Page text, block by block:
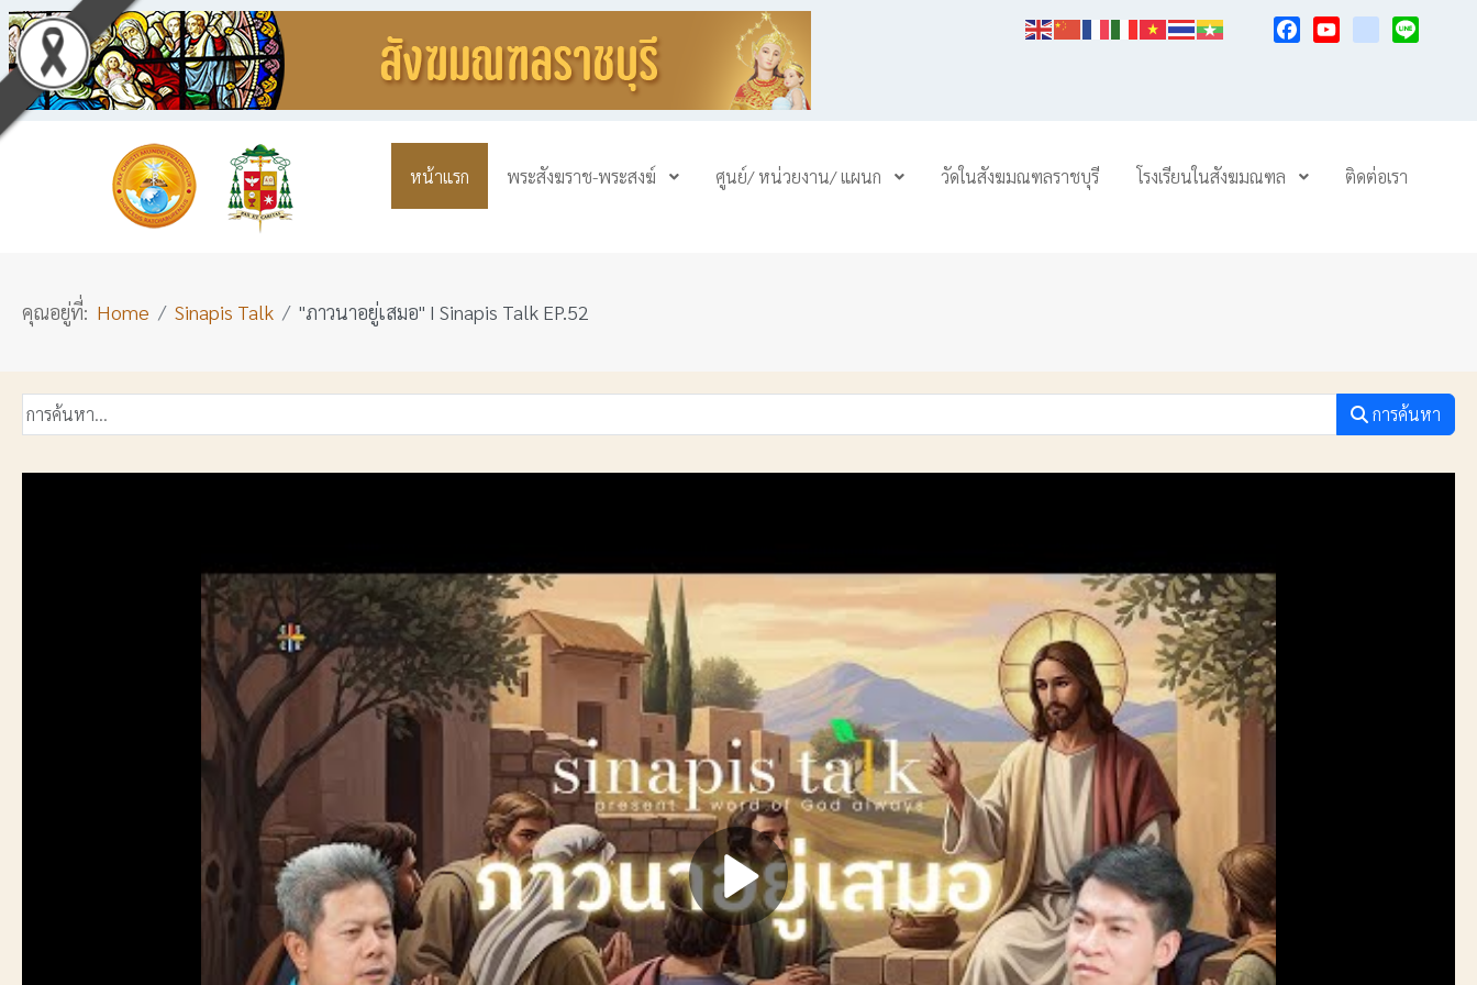
หน้าแรก พระสังฆราช-พระสงฆ์ ศูนย์/ หน่วยงาน/ แผนก วัดในสังฆมณฑลราชบุรี โรงเรียนในสังฆมณฑล ติดต่อเรา
คุณอยู่ที่: Home Sinapis Talk "ภาวนาอยู่เสมอ" I Sinapis Talk EP.52
การค้นหา